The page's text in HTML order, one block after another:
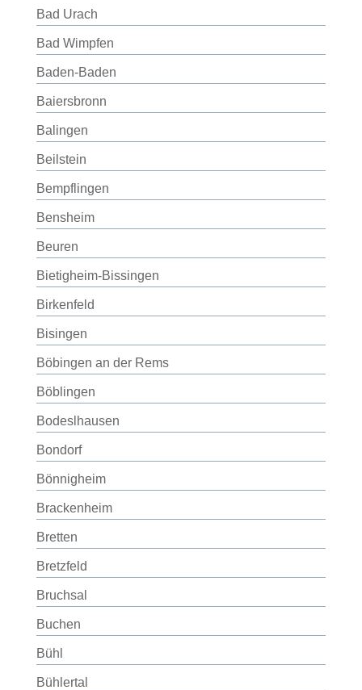
Bad Urach
Bad Wimpfen
Baden-Baden
Baiersbronn
Balingen
Beilstein
Bempflingen
Bensheim
Beuren
Bietigheim-Bissingen
Birkenfeld
Bisingen
Böbingen an der Rems
Böblingen
Bodeslhausen
Bondorf
Bönnigheim
Brackenheim
Bretten
Bretzfeld
Bruchsal
Buchen
Bühl
Bühlertal